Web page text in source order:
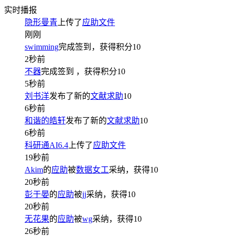
实时播报
隐形曼青 上传了应助文件
刚刚
swimming完成签到，获得积分10
2秒前
不器完成签到 ，获得积分10
5秒前
刘书洋发布了新的文献求助10
6秒前
和谐的皓轩发布了新的文献求助10
6秒前
科研通AI6.4 上传了应助文件
19秒前
Akim的应助被数据女工采纳，获得10
20秒前
彭于晏的应助被jj采纳，获得10
20秒前
无花果的应助被wg采纳，获得10
26秒前